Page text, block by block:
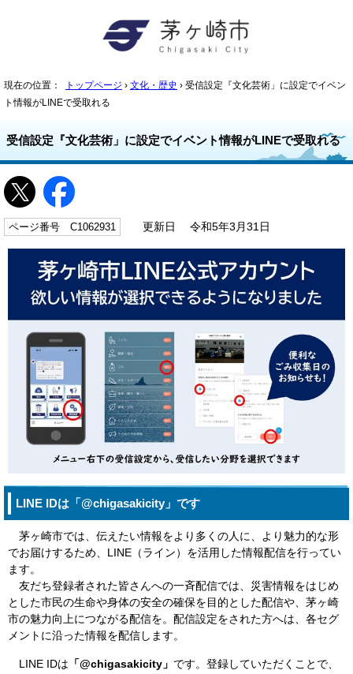
現在の位置： トップページ › 文化・歴史 › 受信設定『文化芸術」に設定でイベン
ト情報がLINEで受取れる
受信設定『文化芸術」に設定でイベント情報がLINEで受取れる
ページ番号 C1062931 更新日 令和5年3月31日
LINE IDは「@chigasakicity」です
茅ヶ崎市では、伝えたい情報をより多くの人に、より魅力的な形
でお届けするため、LINE（ライン）を活用した情報配信を行ってい
ます。
友だち登録者された皆さんへの一斉配信では、災害情報をはじめ
とした市民の生命や身体の安全の確保を目的とした配信や、茅ヶ崎
市の魅力向上につながる配信を。配信設定をされた方へは、各セグ
メントに沿った情報を配信します。
LINE IDは 「@chigasakicity 」 です。登録していただくことで、